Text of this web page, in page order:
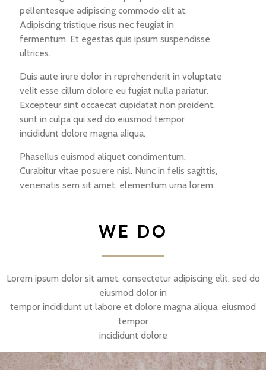
pellentesque adipiscing commodo elit at.
Adipiscing tristique risus nec feugiat in
fermentum. Et egestas quis ipsum suspendisse
ultrices.
Duis aute irure dolor in reprehenderit in voluptate
velit esse cillum dolore eu fugiat nulla pariatur.
Excepteur sint occaecat cupidatat non proident,
sunt in culpa qui sed do eiusmod tempor
incididunt dolore magna aliqua.
Phasellus euismod aliquet condimentum.
Curabitur vitae posuere nisl. Nunc in felis sagittis,
venenatis sem sit amet, elementum urna lorem.
WE DO
Lorem ipsum dolor sit amet, consectetur adipiscing elit, sed do
eiusmod dolor in
tempor incididunt ut labore et dolore magna aliqua, eiusmod
tempor
incididunt dolore